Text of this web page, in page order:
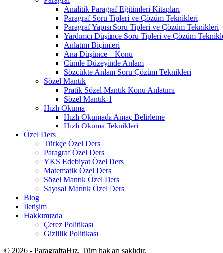
Analitik Paragraf Eğitimleri Kitapları
Paragraf Soru Tipleri ve Çözüm Teknikleri
Paragraf Yapısı Soru Tipleri ve Çözüm Teknikleri
Yardımcı Düşünce Soru Tipleri ve Çözüm
Anlatım Biçimleri
Ana Düşünce – Konu
Cümle Düzeyinde Anlam
Sözcükte Anlam Soru Çözüm Teknikleri
Sözel Mantık
Pratik Sözel Mantık Konu Anlatımı
Sözel Mantık-1
Hızlı Okuma
Hızlı Okumada Amaç Belirleme
Hızlı Okuma Teknikleri
Özel Ders
Türkçe Özel Ders
Paragraf Özel Ders
YKS Edebiyat Özel Ders
Matematik Özel Ders
Sözel Mantık Özel Ders
Sayısal Mantık Özel Ders
Blog
İletişim
Hakkımızda
Çerez Politikası
Gizlilik Politikası
© 2026 - ParagraftaHız. Tüm hakları saklıdır.